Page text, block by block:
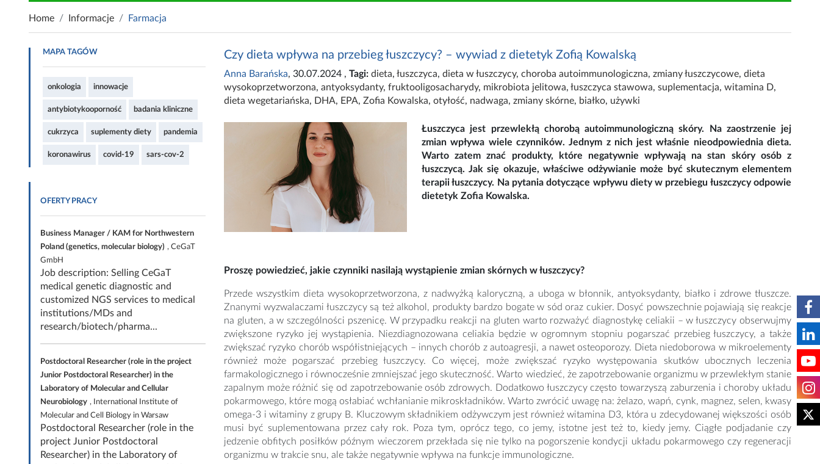
Home Informacje Farmacja
MAPA TAGÓW
onkologia innowacje
antybiotykooporność badania kliniczne
cukrzyca suplementy diety pandemia
koronawirus covid-19 sars-cov-2
OFERTY PRACY
Business Manager / KAM for Northwestern
Poland (genetics, molecular biology) , CeGaT
GmbH
Job description: Selling CeGaT
medical genetic diagnostic and
customized NGS services to medical
institutions/MDs and
research/biotech/pharma...
Postdoctoral Researcher (role in the project
Junior Postdoctoral Researcher) in the
Laboratory of Molecular and Cellular
Neurobiology , International Institute of
Molecular and Cell Biology in Warsaw
Postdoctoral Researcher (role in the
project Junior Postdoctoral
Researcher) in the Laboratory of
Czy dieta wpływa na przebieg łuszczycy? – wywiad z dietetyk Zofią Kowalską
Anna Barańska, 30.07.2024 , Tagi: dieta, łuszczyca, dieta w łuszczycy, choroba autoimmunologiczna, zmiany łuszczycowe, dieta
wysokoprzetworzona, antyoksydanty, fruktooligosacharydy, mikrobiota jelitowa, łuszczyca stawowa, suplementacja, witamina D,
dieta wegetariańska, DHA, EPA, Zofia Kowalska, otyłość, nadwaga, zmiany skórne, białko, używki
Łuszczyca jest przewlekłą chorobą autoimmunologiczną skóry. Na zaostrzenie jej
zmian wpływa wiele czynników. Jednym z nich jest właśnie nieodpowiednia dieta.
Warto zatem znać produkty, które negatywnie wpływają na stan skóry osób z
łuszczycą. Jak się okazuje, właściwe odżywianie może być skutecznym elementem
terapii łuszczycy. Na pytania dotyczące wpływu diety w przebiegu łuszczycy odpowie
dietetyk Zofia Kowalska.
Proszę powiedzieć, jakie czynniki nasilają wystąpienie zmian skórnych w łuszczycy?
Przede wszystkim dieta wysokoprzetworzona, z nadwyżką kaloryczną, a uboga w błonnik, antyoksydanty, białko i zdrowe tłuszcze.
Znanymi wyzwalaczami łuszczycy są też alkohol, produkty bardzo bogate w sód oraz cukier. Dosyć powszechnie pojawiają się reakcje
na gluten, a w szczególności pszenicę. W przypadku reakcji na gluten warto rozważyć diagnostykę celiakii – w łuszczycy obserwujmy
zwiększone ryzyko jej wystąpienia. Niezdiagnozowana celiakia będzie w ogromnym stopniu pogarszać przebieg łuszczycy, a także
zwiększać ryzyko chorób współistniejących – innych chorób z autoagresji, a nawet osteoporozy. Dieta niedoborowa w mikroelementy
również może pogarszać przebieg łuszczycy. Co więcej, może zwiększać ryzyko występowania skutków ubocznych leczenia
farmakologicznego i równocześnie zmniejszać jego skuteczność. Warto wiedzieć, że zapotrzebowanie organizmu w przewlekłym stanie
zapalnym może różnić się od zapotrzebowanie osób zdrowych. Dodatkowo łuszczycy często towarzyszą zaburzenia i choroby układu
pokarmowego, które mogą osłabiać wchłanianie mikroskładników. Warto zwrócić uwagę na: żelazo, wapń, cynk, magnez, selen, kwasy
omega-3 i witaminy z grupy B. Kluczowym składnikiem odżywczym jest również witamina D3, która u zdecydowanej większości osób
musi być suplementowana przez cały rok. Poza tym, oprócz tego, co jemy, istotne jest też to, kiedy jemy. Ciągłe podjadanie czy
jedzenie obfitych posiłków późnym wieczorem przekłada się nie tylko na pogorszenie kondycji układu pokarmowego czy regeneracji
organizmu w trakcie snu, ale także negatywnie wpływa na funkcje immunologiczne.